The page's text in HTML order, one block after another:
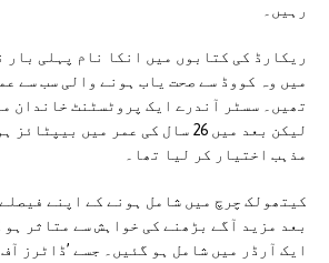
رہیں۔
میں وہ کووڈ سے صحت یاب ہونے والی سب سے
تھیں۔ سسٹر آندرے ایک پروٹسٹنٹ خاندان
لیکن بعد میں 26 سال کی عمر میں
مذہب اختیار کر لیا تھا۔
بعد مزید آگے بڑھنے کی خواہش سے متاثر
ایک آرڈر میں شامل ہو گئیں۔ جسے ’ڈاٹرز